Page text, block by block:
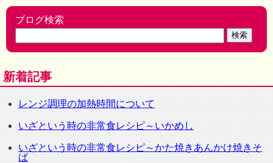
ブログ検索
新着記事
レンジ調理の加熱時間について
いざという時の非常食レシピ～いかめし
いざという時の非常食レシピ～かた焼きあんかけ焼きそ
ば